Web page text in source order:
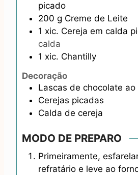
picado
200 g Creme de Leite
1 xic. Cereja em calda
calda
1 xic. Chantilly
Decoração
Lascas de chocolate ao
Cerejas picadas
Calda de cereja
MODO DE PREPARO
Primeiramente,
refratário e leve ao